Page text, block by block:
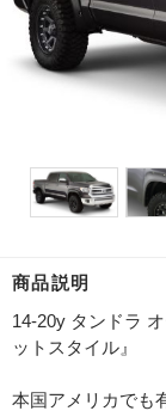
商品説明
14-20y タンドラ
ットスタイル』
本国アメリカでも